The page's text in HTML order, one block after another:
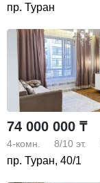
пр. Туран
74 000 000 ₸
4-комн. 8/10 эт.
пр. Туран, 40/1